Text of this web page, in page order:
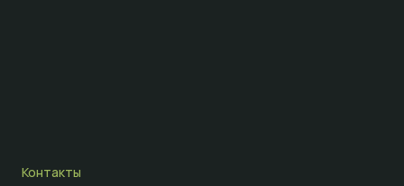
Контакты